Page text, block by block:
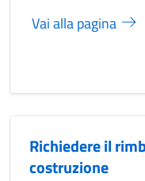
Vai alla pagina
Richiedere il
costruzione